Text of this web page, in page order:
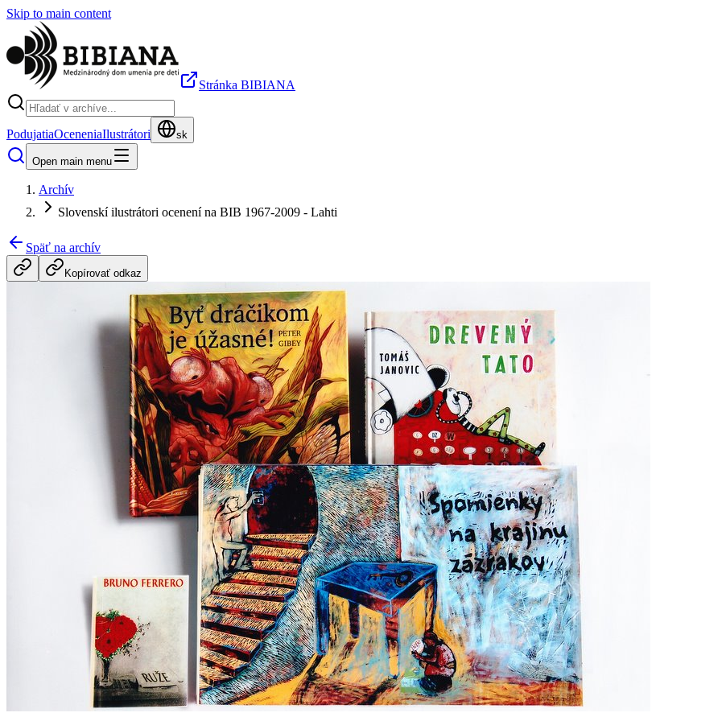
Skip to main content
Stránka BIBIANA
PodujatiaOceneniaIlustrátori sk
Open main menu
Archív
Slovenskí ilustrátori ocenení na BIB 1967-2009 - Lahti
Späť na archív
Kopírovať odkaz